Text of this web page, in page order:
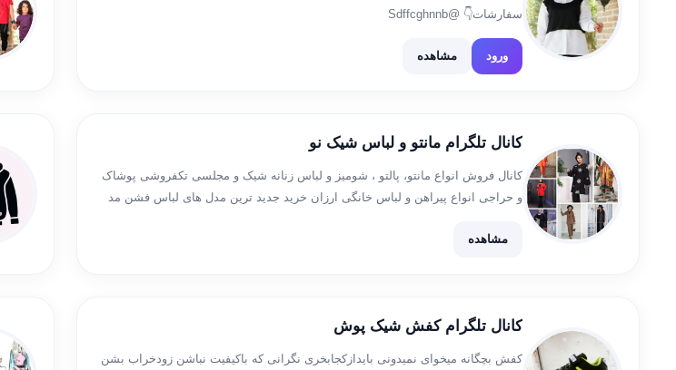
سفارشات👇 @Sdffcghnnb
ورود مشاهده
کانال تلگرام مانتو و لباس شیک نو
کانال فروش انواع مانتو، پالتو ، شومیز و لباس زنانه شیک و مجلسی تکفروشی پوشاک
و حراجی انواع پیراهن و لباس خانگی ارزان خرید جدید ترین مدل های لباس فشن مد
مشاهده
کانال تلگرام کفش شیک پوش
کفش بچگانه میخوای نمیدونی بایدازکجابخری نگرانی که باکیفیت نباشن زودخراب بشن